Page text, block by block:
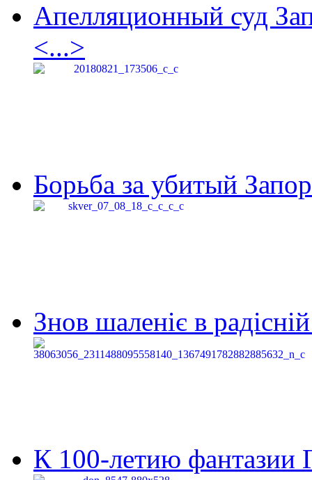
Апелляционный суд
<...>
Борьба за убитый
Знов шаленіє в
К 100-летию фантазии